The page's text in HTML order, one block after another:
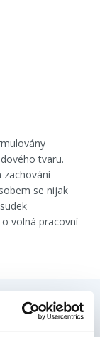
tvaru.
zachování
se nijak
volná pracovní
se
| (m/ž)